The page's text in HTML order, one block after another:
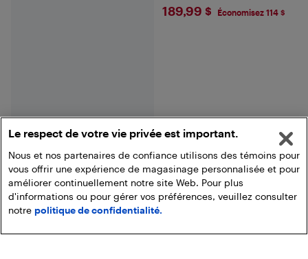
$189.99
189,99 $ Économisez 114 $
Voir plus
Le respect de votre vie privée est important.
Nous et nos partenaires de confiance utilisons des témoins pour
vous offrir une expérience de magasinage personnalisée et pour
améliorer continuellement notre site Web. Pour plus
d'informations ou pour gérer vos préférences, veuillez consulter
notre politique de confidentialité.